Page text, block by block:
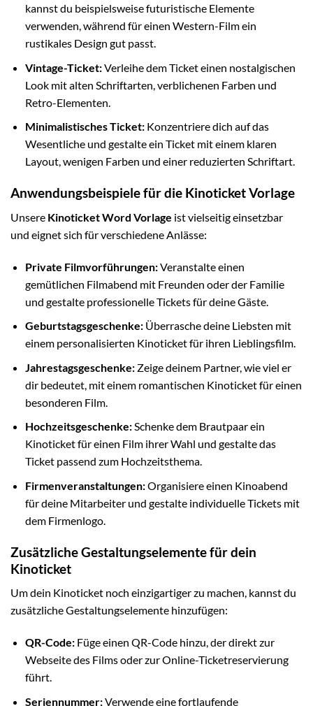
kannst du beispielsweise futuristische Elemente
verwenden, während für einen Western-Film ein
rustikales Design gut passt.
Vintage-Ticket:Verleihe dem Ticket einen nostalgischen
Look mit alten Schriftarten, verblichenen Farben und
Retro-Elementen.
Minimalistisches Ticket:Konzentriere dich auf das
Wesentliche und gestalte ein Ticket mit einem klaren
Layout, wenigen Farben und einer reduzierten Schriftart.
Anwendungsbeispiele für die Kinoticket Vorlage
Unsere Kinoticket Word Vorlage ist vielseitig einsetzbar
und eignet sich für verschiedene Anlässe:
Private Filmvorführungen:Veranstalte einen
gemütlichen Filmabend mit Freunden oder der Familie
und gestalte professionelle Tickets für deine Gäste.
Geburtstagsgeschenke:Überrasche deine Liebsten mit
einem personalisierten Kinoticket für ihren Lieblingsfilm.
Jahrestagsgeschenke:Zeige deinem Partner, wie viel er
dir bedeutet, mit einem romantischen Kinoticket für einen
besonderen Film.
Hochzeitsgeschenke:Schenke dem Brautpaar ein
Kinoticket für einen Film ihrer Wahl und gestalte das
Ticket passend zum Hochzeitsthema.
Firmenveranstaltungen:Organisiere einen Kinoabend
für deine Mitarbeiter und gestalte individuelle Tickets mit
dem Firmenlogo.
Zusätzliche Gestaltungselemente für dein
Kinoticket
Um dein Kinoticket noch einzigartiger zu machen, kannst du
zusätzliche Gestaltungselemente hinzufügen:
QR-Code:Füge einen QR-Code hinzu, der direkt zur
Webseite des Films oder zur Online-Ticketreservierung
führt.
Seriennummer:Verwende eine fortlaufende